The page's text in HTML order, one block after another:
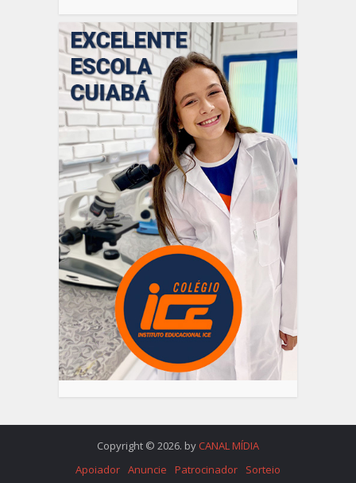
Copyright © 2026. by CANAL MÍDIA
Apoiador Anuncie Patrocinador Sorteio